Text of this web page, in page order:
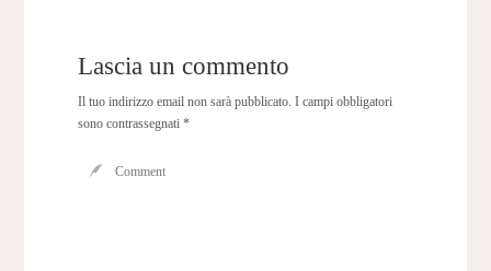
Lascia un commento
Il tuo indirizzo email non sarà pubblicato. I campi obbligatori
sono contrassegnati *